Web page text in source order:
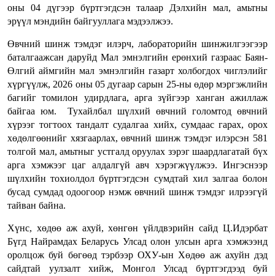
оны 04 дүгээр бүртгэгдсэн талаар Дэлхийн мал, амьтны
эрүүл мэндийн байгууллага мэдээлжээ.
Өвчний шинж тэмдэг илэрч, лабораторийн шинжилгээгээр
баталгаажсан даруйд Мал эмнэлгийн ерөнхий газраас Баян-
Өлгий аймгийн мал эмнэлгийн газарт холбогдох чиглэлийг
хүргүүлж, 2026 оны 05 дугаар сарын 25-ны өдөр мэргэжлийн
багийг томилон удирдлага, арга зүйгээр ханган ажиллаж
байгаа юм. Тухайлбал шүлхий өвчний голомтод өвчний
хүрээг тогтоох тандалт судалгаа хийх, сумдаас гарах, орох
хөдөлгөөнийг хязгаарлах, өвчний шинж тэмдэг илэрсэн 581
толгой мал, амьтныг устгалд оруулах зэрэг шаардлагатай бүх
арга хэмжээг цаг алдалгүй авч хэрэгжүүлжээ. Ингэснээр
шүлхийн тохиолдол бүртгэгдсэн сумдтай хил залгаа болон
бусад сумдад одоогоор нэмж өвчний шинж тэмдэг илрээгүй
тайван байна.
Хүнс, хөдөө аж ахуй, хөнгөн үйлдвэрийн сайд Ц.Идэрбат
Бүгд Найрамдах Беларусь Улсад олон улсын арга хэмжээнд
оролцож буй бөгөөд тэрбээр ОХУ-ын Хөдөө аж ахуйн дэд
сайдтай уулзалт хийж, Монгол Улсад бүртгэгдээд буй